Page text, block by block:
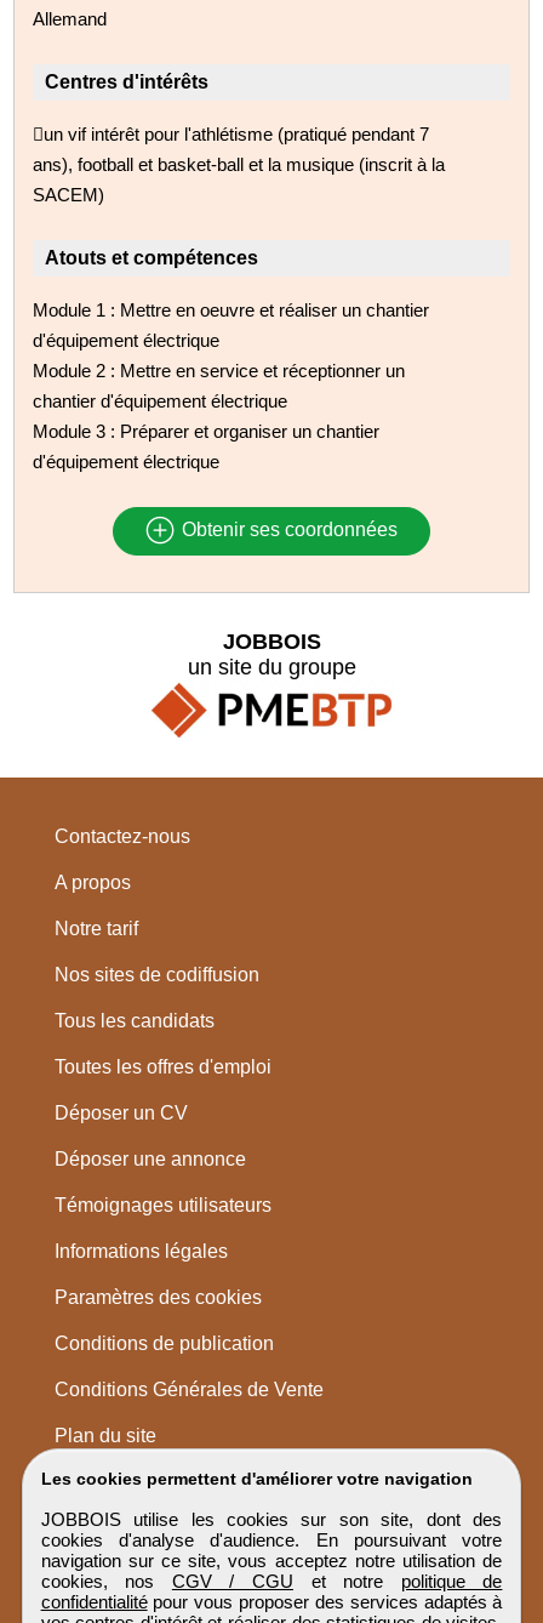
Allemand
Centres d'intérêts
un vif intérêt pour l'athlétisme (pratiqué pendant 7
ans), football et basket-ball et la musique (inscrit à la
SACEM)
Atouts et compétences
Module 1 : Mettre en oeuvre et réaliser un chantier
d'équipement électrique
Module 2 : Mettre en service et réceptionner un
chantier d'équipement électrique
Module 3 : Préparer et organiser un chantier
d'équipement électrique
Obtenir ses coordonnées
Les cookies permettent d'améliorer votre navigation
JOBBOIS utilise les cookies sur son site, dont des
cookies d'analyse d'audience. En poursuivant votre
navigation sur ce site, vous acceptez notre utilisation de
cookies, nos CGV / CGU et notre politique de
confidentialitépour vous proposer des services adaptés à
JOBBOIS
un site du groupe
Contactez-nous
A propos
Notre tarif
Nos sites de codiffusion
Tous les candidats
Toutes les offres d'emploi
Déposer un CV
Déposer une annonce
Témoignages utilisateurs
Informations légales
Paramètres des cookies
Conditions de publication
Conditions Générales de Vente
Plan du site